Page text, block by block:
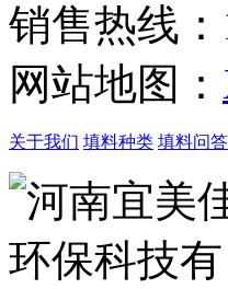
销售热线
网站地图：
关于我们 填料种类 填料问答